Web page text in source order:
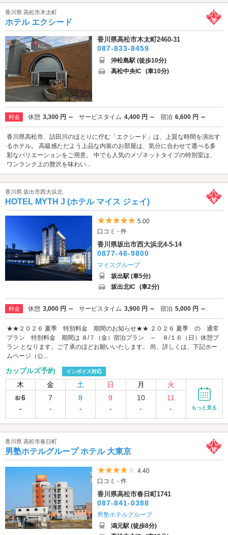
香川県 高松市木太町
ホテル エクシード
香川県高松市木太町2460-31
087-833-8459
沖松島駅 (徒歩10分)
高松中央IC (車10分)
料金 休憩 3,300 円 ～ サービスタイム 4,400 円 ～ 宿泊 6,600 円 ～
香川県高松市、詰田川のほとりに佇む「エクシード」は、上質な時間を演出す
るホテル。 高級感ただよう上品な内装のお部屋は、気分に合わせて選べる多
彩なバリエーションをご用意。 中でも人気のメゾネットタイプの特別室は、
ワンランク上の贅沢を味わい...
香川県 坂出市西大浜北
HOTEL MYTH J (ホテル マイス ジェイ)
5つ星のうち5
5.00
口コミ - 件
香川県坂出市西大浜北4-5-14
0877-46-9800
マイスグループ
坂出駅 (車5分)
坂出北IC (車2分)
料金 休憩 3,000 円 ～ サービスタイム 3,900 円 ～ 宿泊 5,000 円 ～
★★２０２６ 夏季 特別料金 期間のお知らせ★★ ２０２６ 夏季 の 通常
プラン 特別料金 期間は ８/７（金）宿泊プラン ～ ８/１６（日）休憩プ
ラン となります。ご了承のほどお願いいたします。 尚、詳しくは、下記ホー
ムページ（公...
カップルズ予約 インボイス対応
木 金 土 日 月 火
8/6
-
7
-
8
-
9
-
10
-
11
-
もっと見る
香川県 高松市春日町
男塾ホテルグループ ホテル 大東京
5つ星のうち4
4.40
口コミ - 件
香川県高松市春日町1741
087-841-0388
男塾ホテルグループ
潟元駅 (徒歩8分)